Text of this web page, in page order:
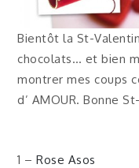
Bientôt la St-
chocolats… et bien
montrer mes coups
d’ AMOUR. Bonne
1 –Rose Asos